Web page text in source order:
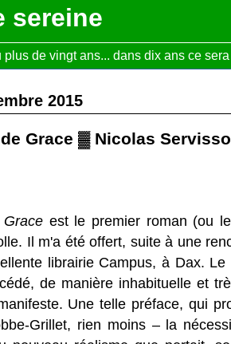
sereine
plus de vingt ans... dans dix ans ce
2015
Grace ▓ Nicolas
est le premier roman (ou
Il m'a été offert, suite à une
librairie Campus, à Dax.
de manière inhabituelle et
Une telle préface, qui
Grillet, rien moins – la